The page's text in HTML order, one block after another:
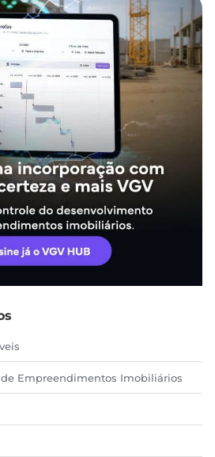
Empreendimentos Imobiliários